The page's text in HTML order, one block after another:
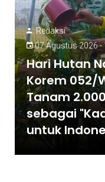
Redaksi
07 Agustus 2026 -
Hari Hutan
Korem 052/
Tanam
sebagai
untuk